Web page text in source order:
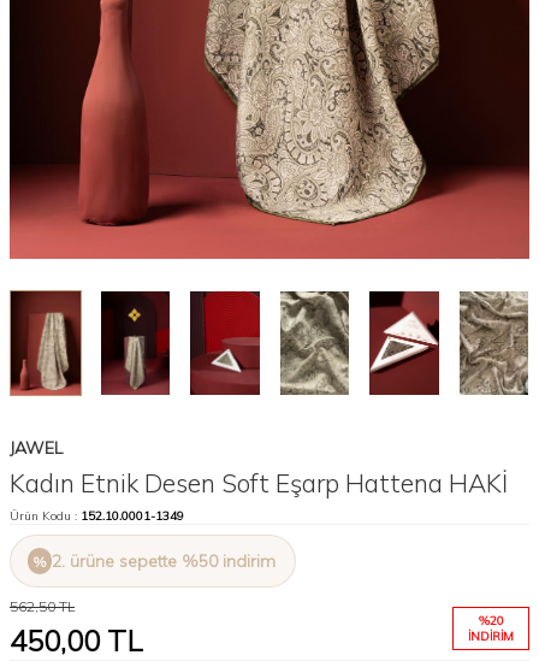
JAWEL
Kadın Etnik Desen Soft Eşarp Hattena HAKİ
Ürün Kodu : 152.10.0001-1349
2. ürüne sepette %50 indirim
562,50TL
450,00TL
%20
İNDIRIM